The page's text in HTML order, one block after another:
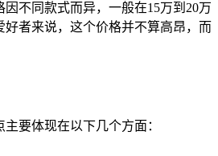
因不同款式而异，一般在15万到20万
好者来说，这个价格并不算高昂，而
要体现在以下几个方面：